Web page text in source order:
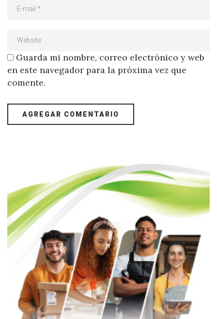
Guarda mi nombre, correo electrónico y web
en este navegador para la próxima vez que
comente.